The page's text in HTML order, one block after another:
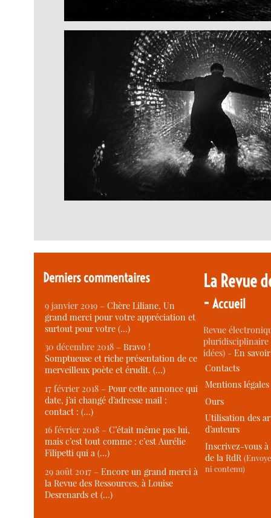
Derniers commentaires
9 janvier 2019 –Chère Liliane, Un
grand merci pour votre appréciation et
surtout pour votre (…)
30 décembre 2018 –Bravo !
Somptueuse et riche présentation de ce
merveilleux poète et érudit. (…)
17 février 2018 –Pour cette annonce qui
date, j’ai changé d’adresse mail :
contact : (…)
16 février 2018 –C’était même pas lui,
mais c’est tout comme : c’est Aurélie
Filipetti qui a (…)
29 août 2017 –Encore un grand merci à
la Revue des Ressources, à Louise
Desrenards et (…)
La Revue
-Accueil
Revue
idées) -En
Contacts
Mentions légales
Ours
Utilisation des
d’auteurs
Inscrivez-vous
de la RdR
ni contenu)